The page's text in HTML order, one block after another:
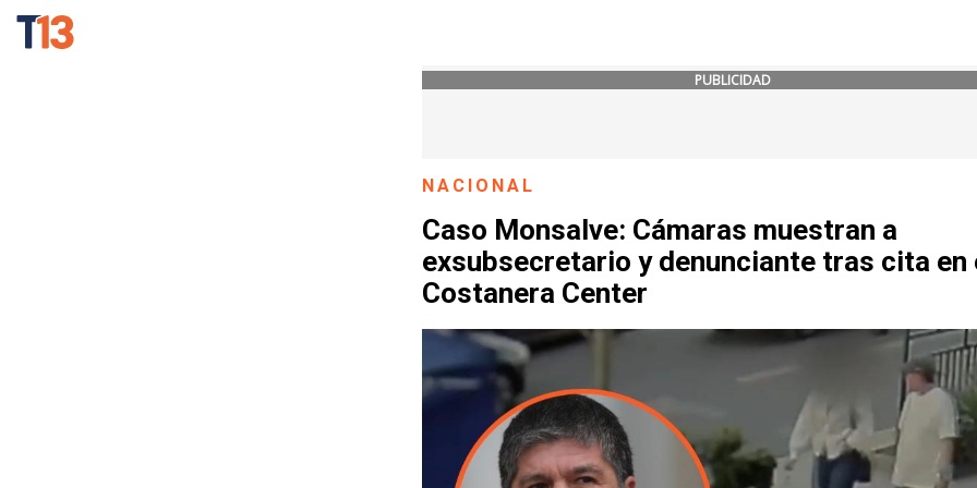
PUBLICIDAD
NACIONAL
Caso Monsalve: Cámaras muestran a
exsubsecretario y denunciante tras cita en
Costanera Center